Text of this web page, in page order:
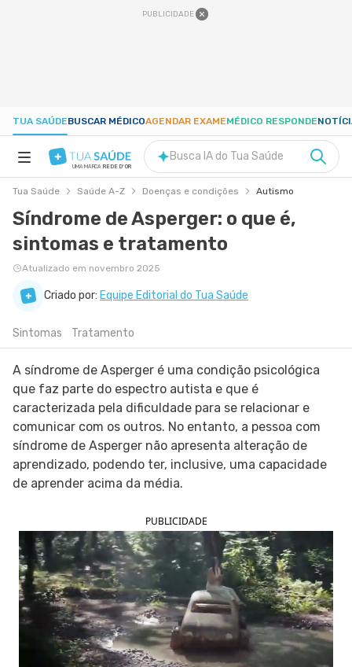
PUBLICIDADE
TUA SAÚDEBUSCAR MÉDICOAGENDAR EXAMEMÉDICO RESPONDE
NUTRIÇÃO
GRAVIDEZ
BEM-ESTAR
SIGA O TUA SAÚDE NAS REDES SOCIAIS
UMA MARCA REDE D'OR
Busca IA do Tua Saúde
Tua Saúde Saúde A-Z Doenças e condições Autismo
Síndrome de Asperger: o que é,
sintomas e tratamento
Atualizado em novembro 2025
Criado por: Equipe Editorial do Tua Saúde
Sintomas Tratamento
A síndrome de Asperger é uma condição psicológica
que faz parte do espectro autista e que é
caracterizada pela dificuldade para se relacionar e
comunicar com os outros. No entanto, a pessoa com
síndrome de Asperger não apresenta alteração de
aprendizado, podendo ter, inclusive, uma capacidade
de aprender acima da média.
PUBLICIDADE